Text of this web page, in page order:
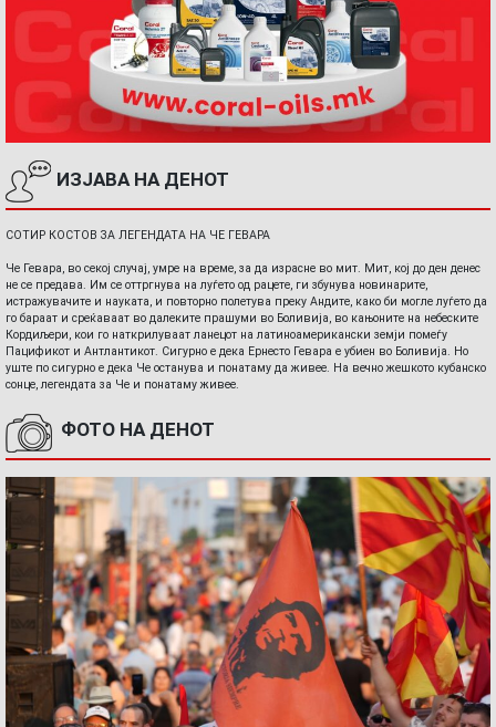
ИЗЈАВА НА ДЕНОТ
СОТИР КОСТОВ ЗА ЛЕГЕНДАТА НА ЧЕ ГЕВАРА
Че Гевара, во секој случај, умре на време, за да израсне во мит. Мит, кој до ден денес
не се предава. Им се оттргнува на луѓето од рацете, ги збунува новинарите,
истражувачите и науката, и повторно полетува преку Андите, како би могле луѓето да
го бараат и среќаваат во далеките прашуми во Боливија, во кањоните на небеските
Кордиљери, кои го наткрилуваат ланецот на латиноамерикански земји помеѓу
Пацификот и Антлантикот. Сигурно е дека Ернесто Гевара е убиен во Боливија. Но
уште по сигурно е дека Че останува и понатаму да живее. На вечно жешкото кубанско
сонце, легендата за Че и понатаму живее.
ФОТО НА ДЕНОТ